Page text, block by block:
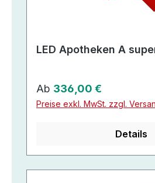
LED Apotheken A
Regulärer Preis:
Ab 336,00 €
Preise exkl. MwSt. zzgl.
Details